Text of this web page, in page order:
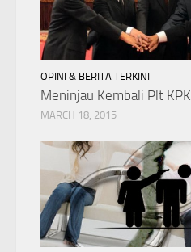
OPINI & BERITA TERKINI
Meninjau Kembali Plt KPK
MARCH 18, 2015